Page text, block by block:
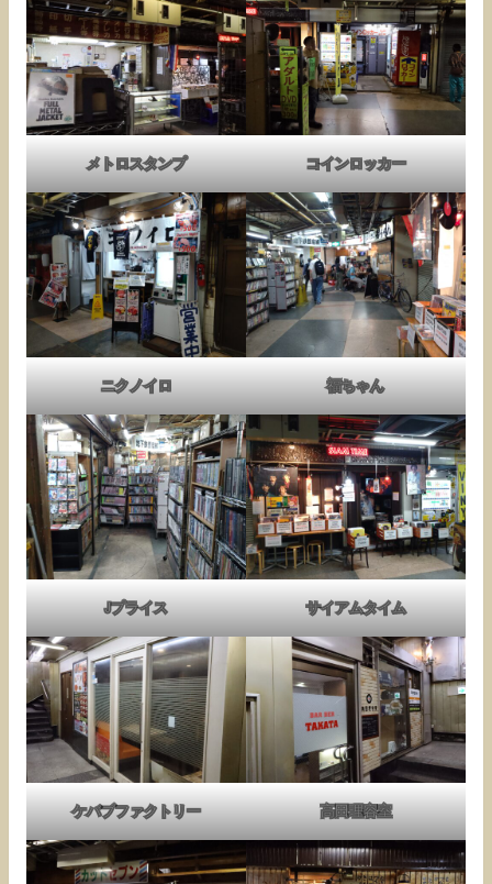
メトロスタンプ コインロッカー
ニクノイロ 福ちゃん
Jプライス サイアムタイム
ケバブファクトリー 高田理容室